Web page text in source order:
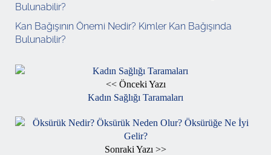
Kan Bağışının Önemi Nedir? Kimler Kan Bağışında
Bulunabilir?
<< Önceki Yazı
Kadın Sağlığı Taramaları
Sonraki Yazı >>